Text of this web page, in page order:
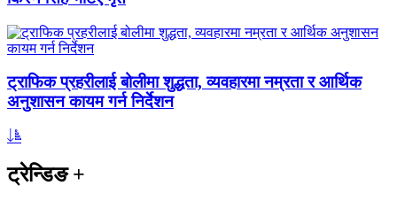
ट्राफिक प्रहरीलाई बोलीमा शुद्धता, व्यवहारमा नम्रता र आर्थिक
अनुशासन कायम गर्न निर्देशन
ट्रेन्डिङ+